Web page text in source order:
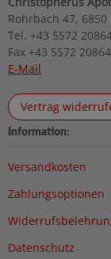
Rohrbach 47,
Tel. +43 5572
Fax +43 5572
E-Mail
Vertrag
Information:
Versandkosten
Zahlungsoptionen
Datenschutz